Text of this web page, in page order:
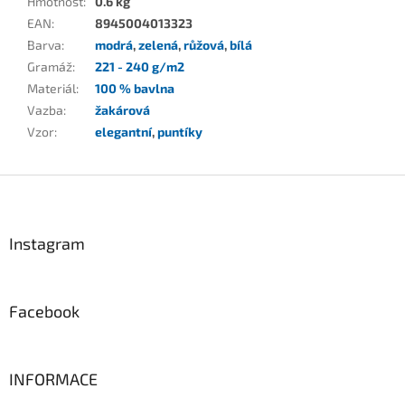
EAN:
8945004013323
Barva: modrá,zelená,růžová,bílá
Gramáž:
221 - 240 g/m2
Materiál:
100 % bavlna
Vazba:
žakárová
Vzor: elegantní,puntíky
Instagram
Facebook
INFORMACE